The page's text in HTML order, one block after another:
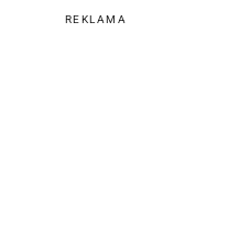
REKLAMA